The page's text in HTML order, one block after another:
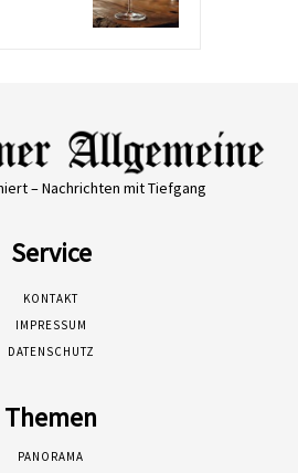
– Nachrichten mit Tiefgang
Service
KONTAKT
IMPRESSUM
DATENSCHUTZ
Themen
PANORAMA